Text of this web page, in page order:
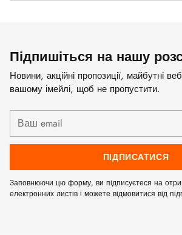
Підпишіться на нашу
Новини, акційні пропозиції, майбутні
вашому імейлі, щоб не пропустити.
Ваш
email
ПІДПИСАТИСЯ
Заповнюючи цю форму, ви підписуєтеся на
електронних листів і можете відмовитися від